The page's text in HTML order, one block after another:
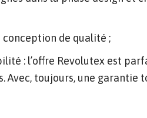
conception de qualité ;
: l’offre Revolutex est
Avec, toujours, une